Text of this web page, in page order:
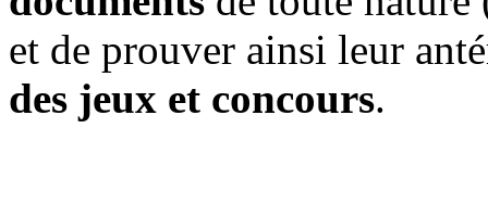
et de prouver ainsi leur
des jeux et concours.